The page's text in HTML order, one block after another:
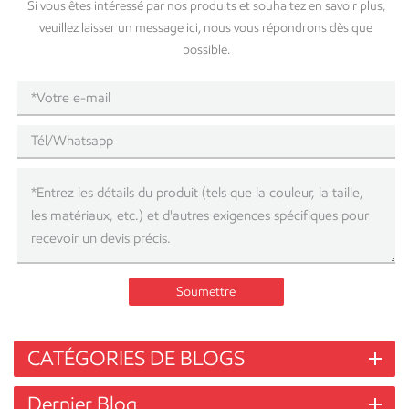
permet de planifier efficacement le transport et d'éviter ainsi les
surcharges et les retards coûteux.Gestion des coûts : Le poids des
budget précis et d'éviter les dépenses imprévues.Portance et sécurité
: Bien que la capacité portante d'un échafaudage soit déterminée par
charge première et fondamentale qu'elle doit supporter. Une
estimation erronée de ce poids peut compromettre la stabilité et la
sécurité de l'ensemble de l'échafaudage.Efficacité du travail : Les
tuyaux plus lourds sont plus difficiles à manipuler et à transporter sur
site, ce qui peut ralentir les temps de montage et de démontage.
Comprendre leur poids peut vous aider à allouer la main-d'œuvre et
d'échafaudage standard Les tubes d'échafaudage sont généralement
fabriqués en acier galvanisé, conformément aux normes
internationales de qualité et de sécurité. La norme la plus courante
Si vous êtes intéressé par nos produits et souhaitez en savoir plus,
veuillez laisser un message ici, nous vous répondrons dès que
possible.
Soumettre
CATÉGORIES DE BLOGS
Dernier Blog